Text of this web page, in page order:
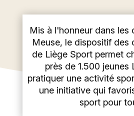
Mis à l'honneur dans les
Meuse, le dispositif des
de Liège Sport permet
près de 1.500 jeunes
pratiquer une activité
une initiative qui
sport pour